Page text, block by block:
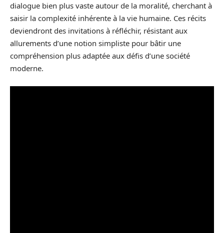
dialogue bien plus vaste autour de la moralité, cherchant à
saisir la complexité inhérente à la vie humaine. Ces récits
deviendront des invitations à réfléchir, résistant aux
allurements d’une notion simpliste pour bâtir une
compréhension plus adaptée aux défis d’une société
moderne.